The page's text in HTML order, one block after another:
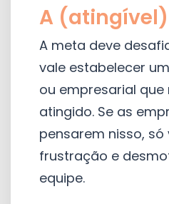
A (atingível)
A meta deve
vale estabelecer
ou empresarial que
atingido. Se as
pensarem nisso,
frustração e
equipe.